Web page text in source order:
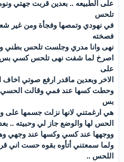
على الطبيعه .. بعدين قربت جهتي
تلحس
في نهودي وتمصها وفجأة ومن غير
فصخته
نهى وانا مدري وجلست تلحس بطني
اصرخ لما شفت نهى تلحس كسي بس
على
الاخر وبعدين ماقدر ارفع صوتي
وحطت كسها عند فمي وقالت الحسي
بس
هي ارغمتني لانها نزلت جسمها
الحس لها والوضع جاز لي وحبيته ..
ووجهها عند كسي وكسها عند وجهي
ولما سمعتني أتأوه بقوه حست اني
اللحس ..